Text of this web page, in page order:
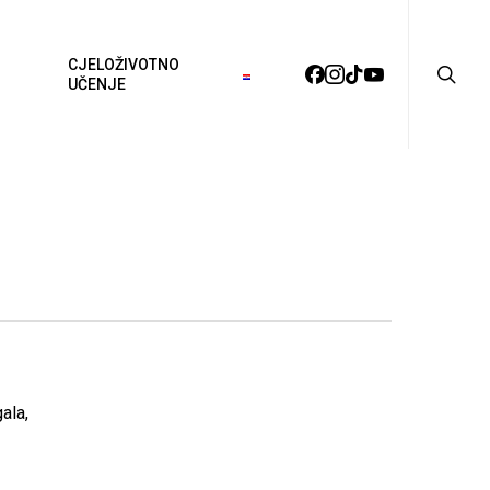
CJELOŽIVOTNO
UČENJE
FACEBOOK
INSTAGRAM
TIKTOKYOUTUBE